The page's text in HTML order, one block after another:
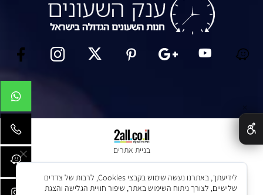
בניית אתרים
לידיעתך, באתרנו נעשה שימוש בקבצי Cookies, לרבות של צדדים
שלישיים, לצורך ניתוח השימוש באתר, שיפור חוויית הגלישה והצגת